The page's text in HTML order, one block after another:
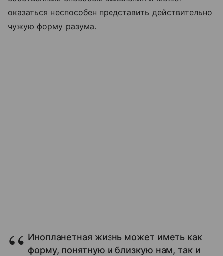
оказаться неспособен представить действительно
чужую форму разума.
Инопланетная жизнь может иметь как
форму, понятную и близкую нам, так и